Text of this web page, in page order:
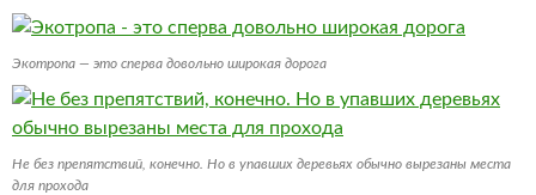
Экотропа — это сперва довольно широкая дорога
Не без препятствий, конечно. Но в упавших деревьях обычно вырезаны места
для прохода